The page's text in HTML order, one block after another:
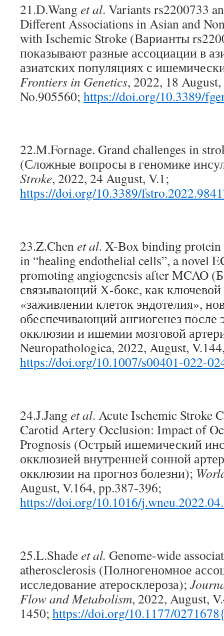
21.D.Wang et al. Variants rs2200733
Different Associations in Asian and
with Ischemic Stroke (Варианты
показывают разные ассоциации в
азиатских популяциях с
Frontiers in Genetics, 2022, 18
No.905560; https://doi.org/10.3389/
22.M.Fornage. Grand challenges in
(Сложные вопросы в геномике
Stroke, 2022, 24 August, V.1;
https://doi.org/10.3389/
23.Z.Chenet al. X-Box binding protein
in “healing endothelial cells”, a novel
promoting angiogenesis after MCAO
связывающий Х-бокс, как ключевой
«заживлении клеток эндотелия»,
обеспечивающий ангиогенез после
окклюзии и ишемии мозговой
Neuropathologica, 2022, August,
https://doi.org/10.1007/s00401-022-
24.J.Jang et al. Acute Ischemic Stroke
Carotid Artery Occlusion: Impact of
Prognosis (Острый ишемический
окклюзией внутренней сонной
окклюзии на прогноз болезни);
August, V.164, pp.387-396;
https://doi.org/10.1016/
25.L.Shadeet al. Genome-wide
atherosclerosis (Полногеномное
исследование атеросклероза);
Flow and Metabolism, 2022, August,
1450; https://doi.org/10.1177/